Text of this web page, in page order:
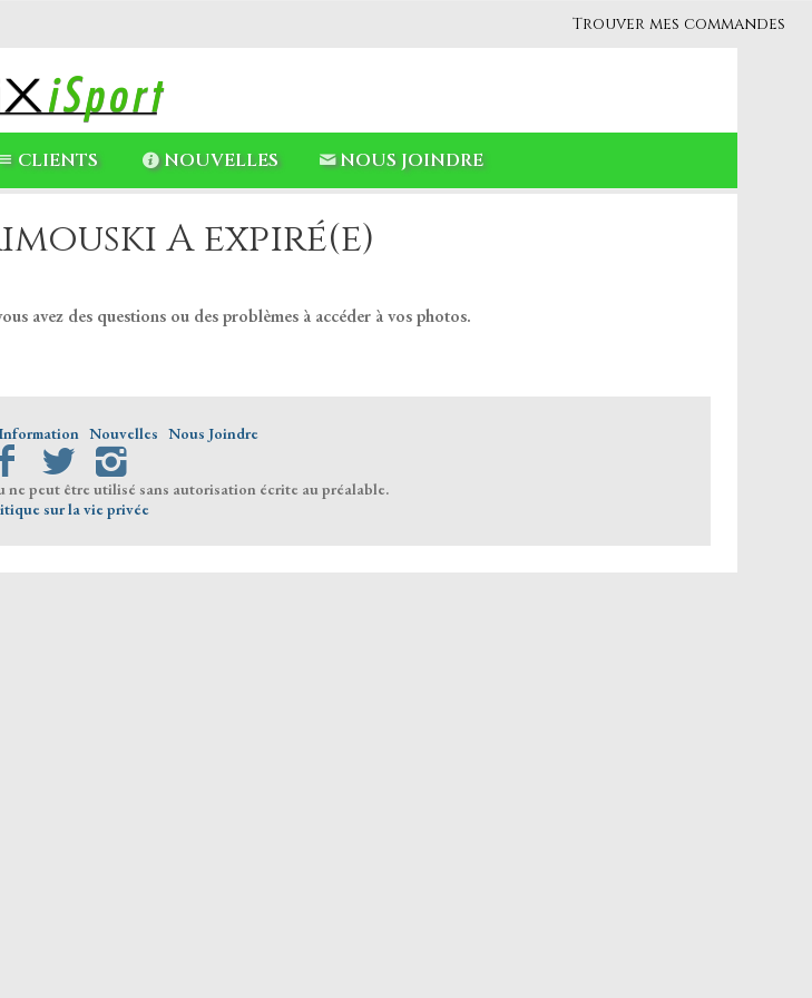
Trouver mes commandes
CLIENTS NOUVELLES NOUS JOINDRE
A expiré(e)
avez des questions ou des problèmes à accéder à vos photos.
Nouvelles Nous Joindre
ne peut être utilisé sans autorisation écrite au préalable.
sur la vie privée